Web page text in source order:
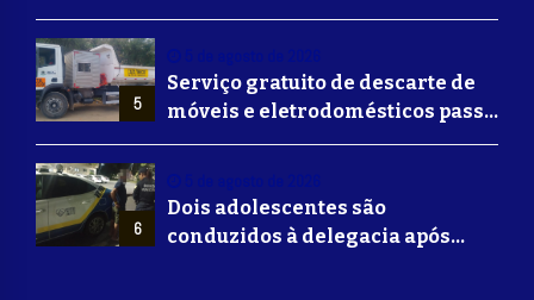
bairros de Volta Redonda
5
Serviço gratuito de descarte de
móveis e eletrodomésticos passa
a ser oferecido em Volta
6
Dois adolescentes são
conduzidos à delegacia após